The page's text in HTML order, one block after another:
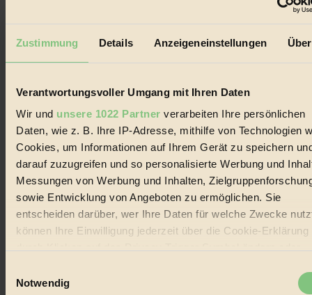
Zustimmung Details Anzeigeneinstellungen
Verantwortungsvoller Umgang mit Ihren Daten
Wir und unsere 1022 Partner verarbeiten Ihre persönlichen
Daten, wie z. B. Ihre IP-Adresse, mithilfe von Technologien
Cookies, um Informationen auf Ihrem Gerät zu speichern
darauf zuzugreifen und so personalisierte Werbung und
Messungen von Werbung und Inhalten,
sowie Entwicklung von Angeboten zu ermöglichen. Sie
entscheiden darüber, wer Ihre Daten für welche Zwecke
können Ihre Einwilligung jederzeit über die Cookie-Erklärung
Notwendig
Der BIORAMA-Newsletter
Erhalte in regelmäßigen Abständen die aktuellsten Artikel,
Gewinnspiele & Ausgaben übersichtlich aufbereitet vom
Jetzt eintragen:
© 2026 Biorama GmbH
Impressum & Disclaimer
Datenschutz
Biorama steht für einen nachhaltigen Lebensstil und bewussten